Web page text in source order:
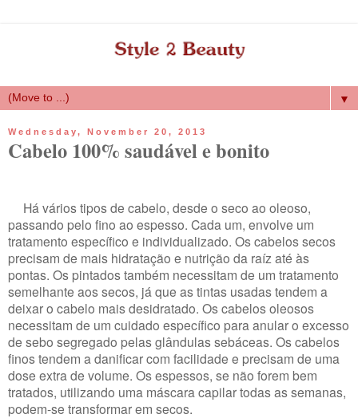
▼
Wednesday, November 20, 2013
Cabelo 100% saudável e bonito
Há vários tipos de cabelo, desde o seco ao oleoso,
passando pelo fino ao espesso. Cada um, envolve um
tratamento específico e individualizado. Os cabelos secos
precisam de mais hidratação e nutrição da raíz até às
pontas. Os pintados também necessitam de um tratamento
semelhante aos secos, já que as tintas usadas tendem a
deixar o cabelo mais desidratado. Os cabelos oleosos
necessitam de um cuidado específico para anular o excesso
de sebo segregado pelas glândulas sebáceas. Os cabelos
finos tendem a danificar com facilidade e precisam de uma
dose extra de volume. Os espessos, se não forem bem
tratados, utilizando uma máscara capilar todas as semanas,
podem-se transformar em secos.